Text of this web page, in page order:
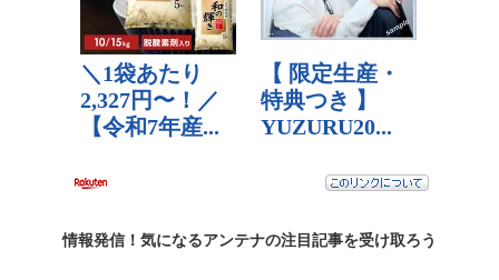
情報発信！気になるアンテナの注目記事を受け取ろう